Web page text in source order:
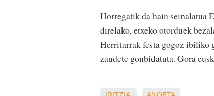
Horregatik da hain seinalatua
direlako, etxeko otorduek
Herritarrak festa gogoz ibiliko
zaudete gonbidatuta. Gora